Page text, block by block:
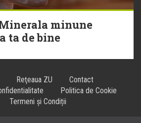
minune
ta de bine
Reţeaua ZU
Contact
Politica de Cookie
Termeni și Condiții